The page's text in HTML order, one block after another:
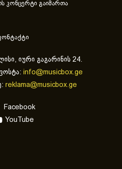
კონცერტი გაიმართა
იური გაგარინის 24.
info@musicbox.ge
reklama@musicbox.ge
Facebook
YouTube